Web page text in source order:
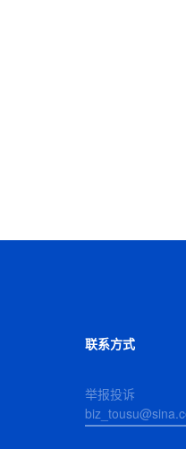
联系方式
举报投诉